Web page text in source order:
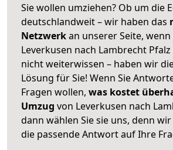
Sie wollen umziehen? Ob um die
deutschlandweit – wir haben das
Netzwerkan unserer Seite,
Leverkusen nach Lambrecht
nicht weiterwissen – haben wir
Lösung für Sie! Wenn Sie
Fragen wollen, was kostet
Umzug von Leverkusen nach
dann wählen Sie sie uns, denn
die passende Antwort auf Ihre